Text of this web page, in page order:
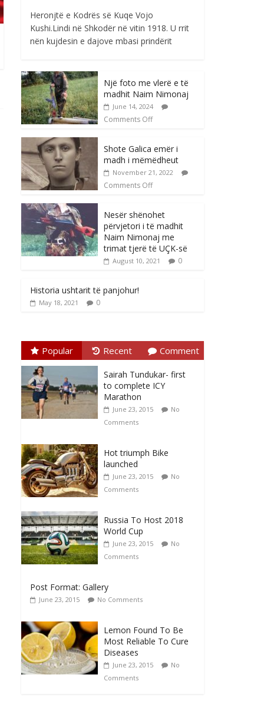
Heronjtë e Kodrës së Kuqe Vojo
Kushi.Lindi në Shkodër në vitin 1918. U rrit
nën kujdesin e dajove mbasi prindërit
Një foto me vlerë e të
madhit Naim Nimonaj
June 14, 2024
Comments Off
Shote Galica emër i
madh i mëmëdheut
November 21, 2022
Comments Off
Nesër shënohet
përvjetori i të madhit
Naim Nimonaj me
trimat tjerë të UÇK-së
August 10, 2021 0
Historia ushtarit të panjohur!
May 18, 2021 0
Popular Recent Comment
Sairah Tundukar- first
to complete ICY
Marathon
June 23, 2015
No
Comments
Hot triumph Bike
launched
June 23, 2015
No
Comments
Russia To Host 2018
World Cup
June 23, 2015
No
Comments
Post Format: Gallery
June 23, 2015 No Comments
Lemon Found To Be
Most Reliable To Cure
Diseases
June 23, 2015
No
Comments